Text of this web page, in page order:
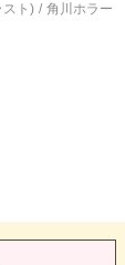
スト) / 角川ホラー